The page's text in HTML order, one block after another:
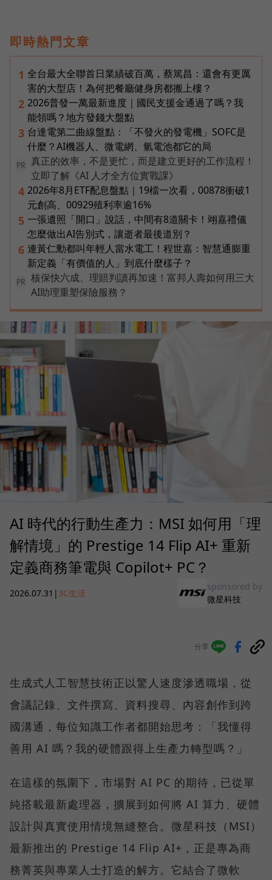
即時熱門文章
1 全台最大全聯首日業績破百萬，蔡篤昌：還會有更厲
害的大型店！為何把餐廳健身房都搬上樓？
2 2026普發一萬最新進度｜國民支援金通過了嗎？我
能領嗎？地方發錢大盤點
3 台達電第二曲線盤點：「不發火的發電機」SOFC是
什麼？AI機器人、微電網、氫電池都它的局
PR
真正的效率，不是更忙，而是建立更好的工作流程！
立即了解《AI 人才全方位實戰課》
4 2026年8月ETF配息盤點｜19檔一次看，00878衝破1
元創高、00929殖利率逾16%
5 一張遺照「開口」說話，中間有8道關卡！翊嘉禮儀
怎麼做出AI告別式，讓逝者最後道別？
6 連黃仁勳都叫年輕人當水電工！程世嘉：智慧通膨重
新定義「有價值的人」到底什麼樣子？
PR
核保快六成、理賠判讀再加速！富邦人壽如何用三大
AI助理重塑保險服務？
AI 時代的行動生產力：MSI 如何用「理
解情境」的 Prestige 14 Flip AI+ 重新
定義商務筆電與 Copilot+ PC？
2026.07.31 | 3C生活
sponsored by
微星科技
分享
生成式人工智慧技術正以驚人速度滲透職場，從
會議記錄、文件撰寫、資料搜尋、內容創作到跨
國溝通，每位知識工作者都開始思考：「我懂得
善用 AI 嗎？我的硬體跟得上生產力轉型嗎？」
在這樣的氛圍下，市場對 AI PC 的期待，已從單
純搭載最新處理器，擴展到如何將 AI 算力、硬體
設計與真實使用情境無縫整合。微星科技（MSI）
最新推出的 Prestige 14 Flip AI+，正是專為商
務菁英與專業人士打造的解方。它結合了微軟